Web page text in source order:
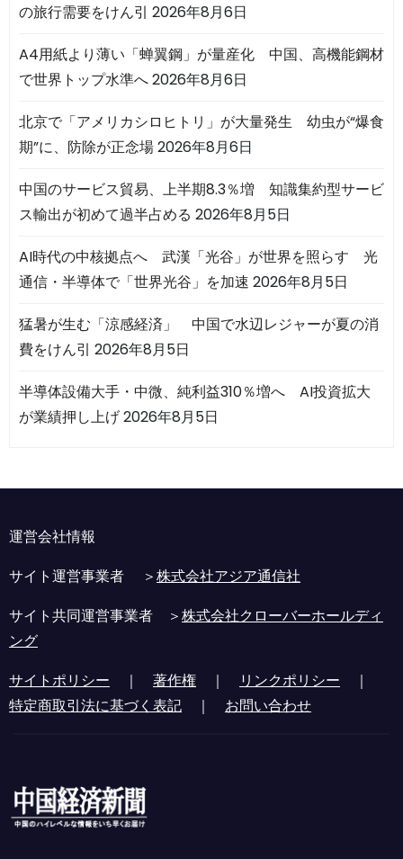
の旅行需要をけん引 2026年8月6日
A4用紙より薄い「蝉翼鋼」が量産化 中国、高機能鋼材
で世界トップ水準へ2026年8月6日
北京で「アメリカシロヒトリ」が大量発生 幼虫が“爆食
期”に、防除が正念場2026年8月6日
中国のサービス貿易、上半期8.3％増 知識集約型サービ
ス輸出が初めて過半占める 2026年8月5日
AI時代の中核拠点へ 武漢「光谷」が世界を照らす 光
通信・半導体で「世界光谷」を加速 2026年8月5日
猛暑が生む「涼感経済」 中国で水辺レジャーが夏の消
費をけん引 2026年8月5日
半導体設備大手・中微、純利益310％増へ AI投資拡大
が業績押し上げ2026年8月5日
運営会社情報
サイト運営事業者 ＞株式会社アジア通信社
サイト共同運営事業者 ＞株式会社クローバーホールディ
ング
サイトポリシー ｜ 著作権 ｜ リンクポリシー ｜
特定商取引法に基づく表記 ｜ お問い合わせ